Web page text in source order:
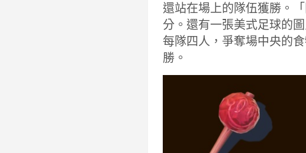
還站在場上的隊伍獲勝。
分。還有一張美式足球的
每隊四人，爭奪場中央的
勝。